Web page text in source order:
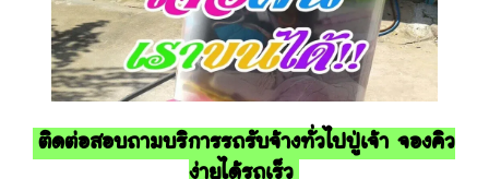
ติดต่อสอบถามบริการรถรับจ้างทั่วไปปู่เจ้า จองคิว
ง่ายได้รถเร็ว